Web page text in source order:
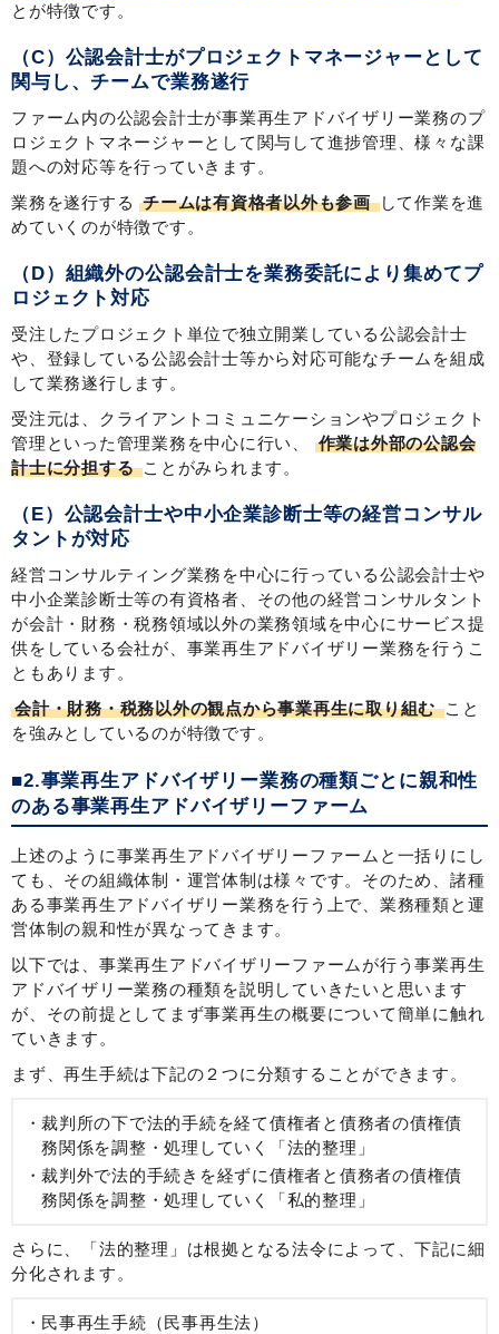
とが特徴です。
（C）公認会計士がプロジェクトマネージャーとして
関与し、チームで業務遂行
ファーム内の公認会計士が事業再生アドバイザリー業務のプ
ロジェクトマネージャーとして関与して進捗管理、様々な課
題への対応等を行っていきます。
業務を遂行する チームは有資格者以外も参画して作業を進
めていくのが特徴です。
（D）組織外の公認会計士を業務委託により集めてプ
ロジェクト対応
受注したプロジェクト単位で独立開業している公認会計士
や、登録している公認会計士等から対応可能なチームを組成
して業務遂行します。
受注元は、クライアントコミュニケーションやプロジェクト
管理といった管理業務を中心に行い、
作業は外部の公認会
計士に分担する ことがみられます。
（E）公認会計士や中小企業診断士等の経営コンサル
タントが対応
経営コンサルティング業務を中心に行っている公認会計士や
中小企業診断士等の有資格者、その他の経営コンサルタント
が会計・財務・税務領域以外の業務領域を中心にサービス提
供をしている会社が、事業再生アドバイザリー業務を行うこ
ともあります。
会計・財務・税務以外の観点から事業再生に取り組むこと
を強みとしているのが特徴です。
■2.事業再生アドバイザリー業務の種類ごとに親和性
のある事業再生アドバイザリーファーム
上述のように事業再生アドバイザリーファームと一括りにし
ても、その組織体制・運営体制は様々です。そのため、諸種
ある事業再生アドバイザリー業務を行う上で、業務種類と運
営体制の親和性が異なってきます。
以下では、事業再生アドバイザリーファームが行う事業再生
アドバイザリー業務の種類を説明していきたいと思います
が、その前提としてまず事業再生の概要について簡単に触れ
ていきます。
まず、再生手続は下記の２つに分類することができます。
裁判所の下で法的手続を経て債権者と債務者の債権債
務関係を調整・処理していく「法的整理」
裁判外で法的手続きを経ずに債権者と債務者の債権債
務関係を調整・処理していく「私的整理」
さらに、「法的整理」は根拠となる法令によって、下記に細
分化されます。
民事再生手続（民事再生法）